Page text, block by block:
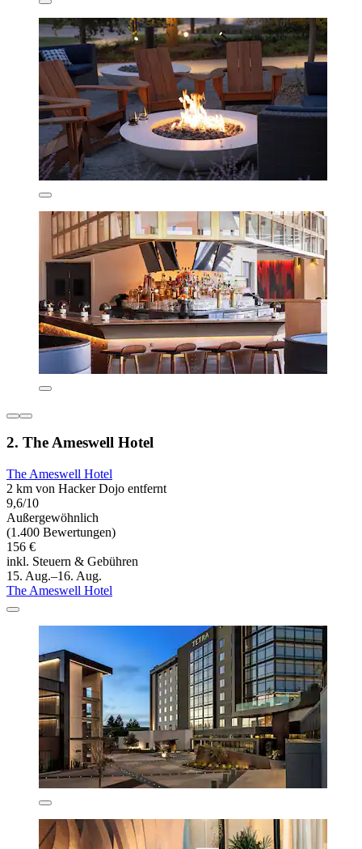
2. The Ameswell Hotel
The Ameswell Hotel
2 km von Hacker Dojo entfernt
9,6/10
Außergewöhnlich
(1.400 Bewertungen)
156 €
inkl. Steuern & Gebühren
15. Aug.–16. Aug.
The Ameswell Hotel